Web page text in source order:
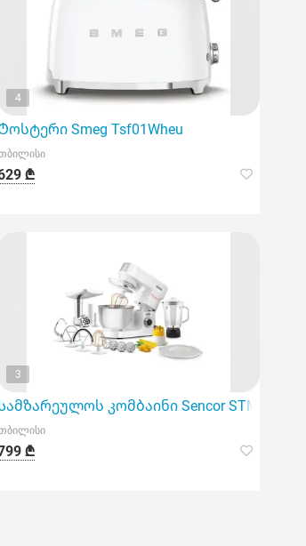
4
Smeg Tsf01Wheu
₾
RH Adventure Kettle B
3
კომბაინი Sencor STM
₾